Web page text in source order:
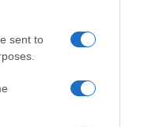
sent to